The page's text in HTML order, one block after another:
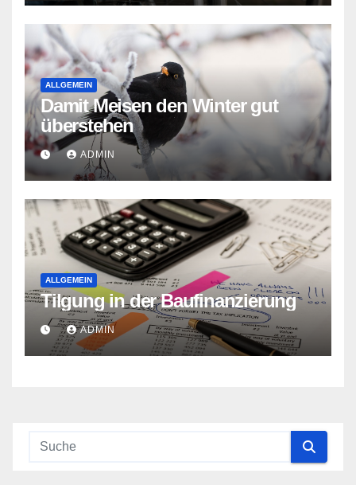
ALLGEMEIN
Damit Meisen den Winter gut
überstehen
ADMIN
ALLGEMEIN
Tilgung in der Baufinanzierung
ADMIN